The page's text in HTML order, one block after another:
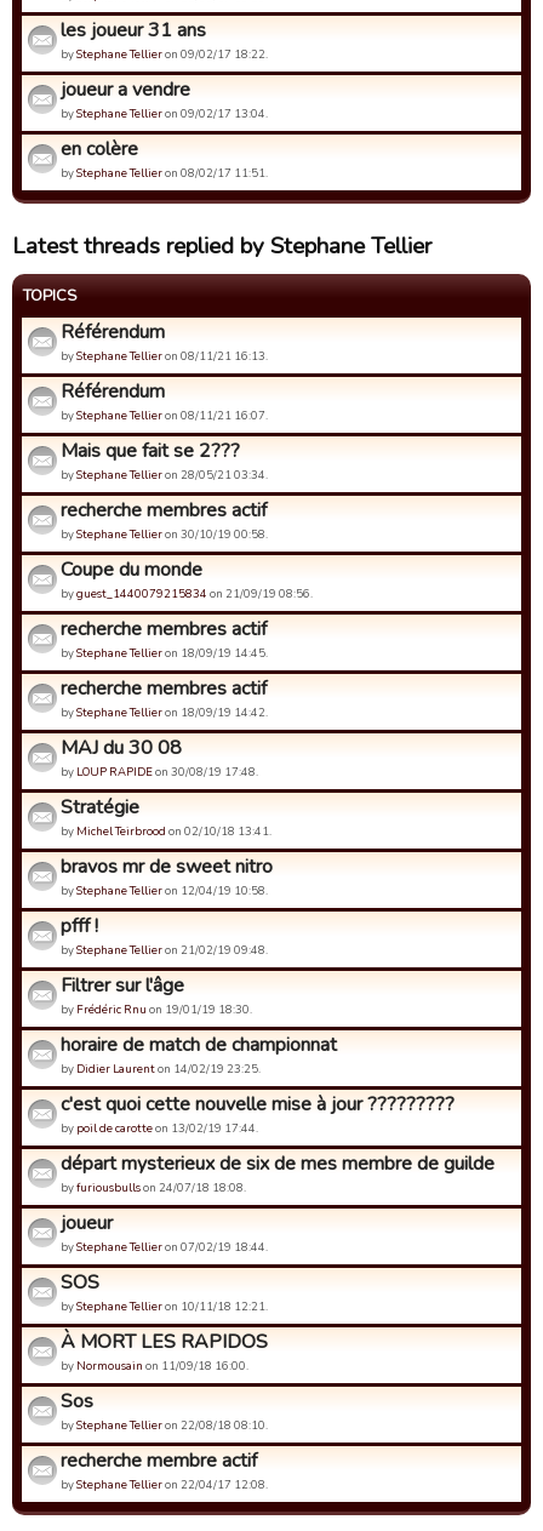
les joueur 31 ans
byStephane Tellieron 09/02/17 18:22.
joueur a vendre
byStephane Tellieron 09/02/17 13:04.
en colère
byStephane Tellieron 08/02/17 11:51.
Latest threads replied by Stephane Tellier
TOPICS
Référendum
byStephane Tellieron 08/11/21 16:13.
Référendum
byStephane Tellieron 08/11/21 16:07.
Mais que fait se 2???
byStephane Tellieron 28/05/21 03:34.
recherche membres actif
byStephane Tellieron 30/10/19 00:58.
Coupe du monde
byguest_1440079215834 on 21/09/19 08:56.
recherche membres actif
byStephane Tellieron 18/09/19 14:45.
recherche membres actif
byStephane Tellieron 18/09/19 14:42.
MAJ du 30 08
by LOUP RAPIDEon 30/08/19 17:48.
Stratégie
by Michel Teirbrood on 02/10/18 13:41.
bravos mr de sweet nitro
byStephane Tellieron 12/04/19 10:58.
pfff !
byStephane Tellieron 21/02/19 09:48.
Filtrer sur l'âge
by Frédéric Rnu on 19/01/19 18:30.
horaire de match de championnat
by Didier Laurenton 14/02/19 23:25.
c'est quoi cette nouvelle mise à jour ?????????
by poil de carotteon 13/02/19 17:44.
départ mysterieux de six de mes membre de guilde
byfuriousbullson 24/07/18 18:08.
joueur
byStephane Tellieron 07/02/19 18:44.
SOS
byStephane Tellieron 10/11/18 12:21.
À MORT LES RAPIDOS
by Normousain on 11/09/18 16:00.
Sos
byStephane Tellieron 22/08/18 08:10.
recherche membre actif
byStephane Tellieron 22/04/17 12:08.